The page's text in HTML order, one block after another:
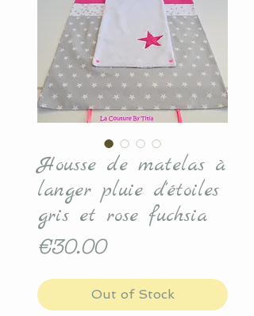
Housse de matelas à
langer pluie d'étoiles
gris et rose fuchsia
€30.00Price
Out of Stock